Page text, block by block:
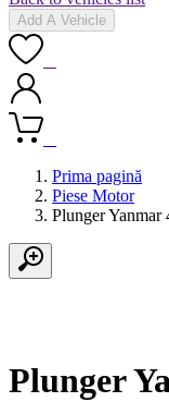
Add A Vehicle
Prima pagină
Piese Motor
Plunger Yanmar
Plunger